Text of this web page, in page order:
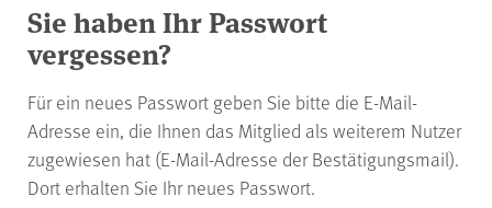
Sie haben Ihr Passwort
vergessen?
Für ein neues Passwort geben Sie bitte die E-Mail-
Adresse ein, die Ihnen das Mitglied als weiterem Nutzer
zugewiesen hat (E-Mail-Adresse der Bestätigungsmail).
Dort erhalten Sie Ihr neues Passwort.